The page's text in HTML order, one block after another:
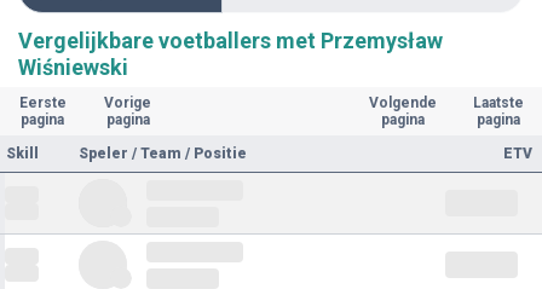
Vergelijkbare voetballers met Przemysław
Wiśniewski
Eerste
pagina
Vorige
pagina
Volgende
pagina
Laatste
pagina
Skill
Speler / Team / Positie ETV